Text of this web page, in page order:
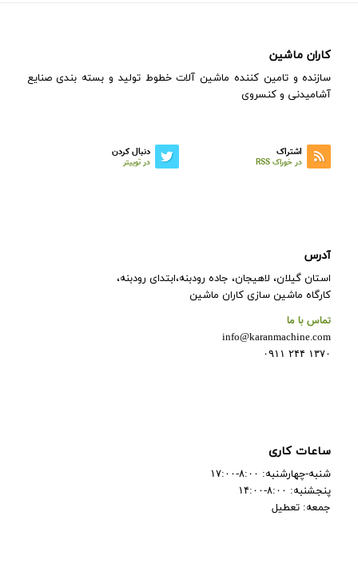
کاران ماشین
سازنده و تامین کننده ماشین آلات خطوط تولید و بسته بندی صنایع
آشامیدنی و کنسروی
دنبال کردن
در توییتر
اشتراک
در خوراک RSS
آدرس
استان گیلان، لاهیجان، جاده رودبنه،ابتدای رودبنه،
کارگاه ماشین سازی کاران ماشین
تماس با ما
info@karanmachine.com
۱۳۷۰ ۲۴۴ ۰۹۱۱
ساعات کاری
شنبه-چهارشنبه: ۸:۰۰-۱۷:۰۰
پنجشنبه: ۸:۰۰-۱۴:۰۰
جمعه: تعطیل